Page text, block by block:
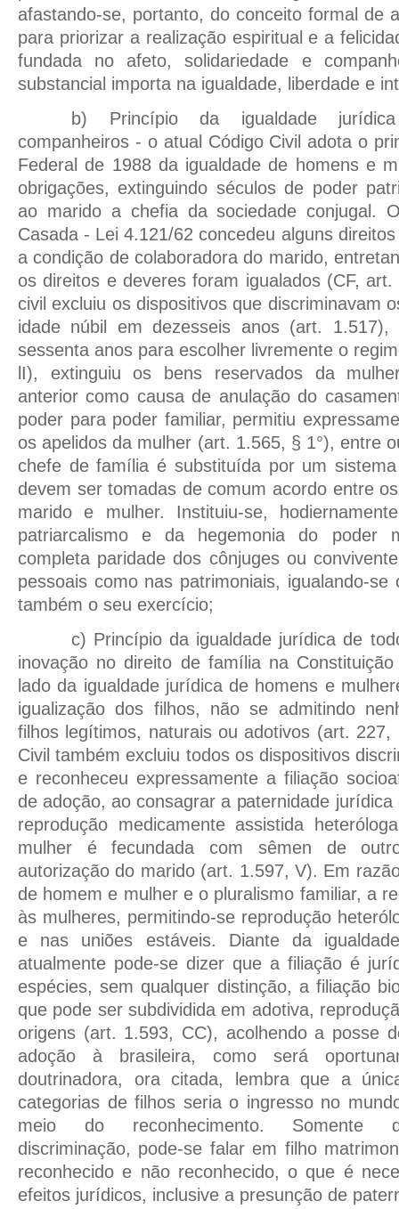
afastando-se, portanto, do conceito formal de
para priorizar a realização espiritual e a
fundada no afeto, solidariedade e
substancial importa na igualdade, liberdade e
b) Princípio da igualdade
companheiros - o atual Código Civil adota o
Federal de 1988 da igualdade de homens e
obrigações, extinguindo séculos de poder
ao marido a chefia da sociedade conjugal.
Casada - Lei 4.121/62 concedeu alguns
a condição de colaboradora do marido,
os direitos e deveres foram igualados (CF,
civil excluiu os dispositivos que discriminavam
idade núbil em dezesseis anos (art.
sessenta anos para escolher livremente o
lI), extinguiu os bens reservados da
anterior como causa de anulação do
poder para poder familiar, permitiu
os apelidos da mulher (art. 1.565, § 1°), entre
chefe de família é substituída por um
devem ser tomadas de comum acordo entre
marido e mulher. Instituiu-se,
patriarcalismo e da hegemonia do poder
completa paridade dos cônjuges ou
pessoais como nas patrimoniais, igualando-
também o seu exercício;
c) Princípio da igualdade jurídica de
inovação no direito de família na
lado da igualdade jurídica de homens e
igualização dos filhos, não se admitindo
filhos legítimos, naturais ou adotivos (art. 227,
Civil também excluiu todos os dispositivos
e reconheceu expressamente a filiação
de adoção, ao consagrar a paternidade
reprodução medicamente assistida
mulher é fecundada com sêmen de
autorização do marido (art. 1.597, V). Em
de homem e mulher e o pluralismo familiar, a
às mulheres, permitindo-se reprodução
e nas uniões estáveis. Diante da
atualmente pode-se dizer que a filiação é
espécies, sem qualquer distinção, a filiação
que pode ser subdividida em adotiva,
origens (art. 1.593, CC), acolhendo a posse
adoção à brasileira, como será
doutrinadora, ora citada, lembra que a
categorias de filhos seria o ingresso no
meio do reconhecimento. Somente
discriminação, pode-se falar em filho
reconhecido e não reconhecido, o que é
efeitos jurídicos, inclusive a presunção de